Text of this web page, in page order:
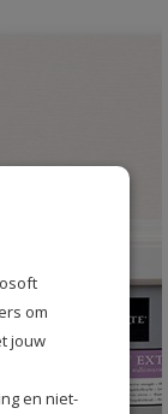
om
jouw
en niet-